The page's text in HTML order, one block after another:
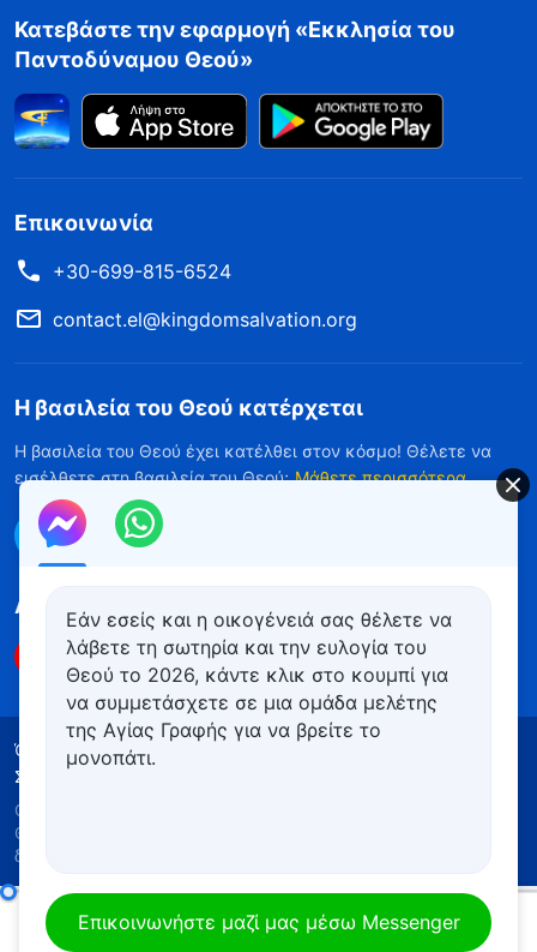
Κατεβάστε την εφαρμογή «Εκκλησία του
Παντοδύναμου Θεού»
Επικοινωνία
+30-699-815-6524
contact.el@kingdomsalvation.org
Η βασιλεία του Θεού κατέρχεται
Η βασιλεία του Θεού έχει κατέλθει στον κόσμο! Θέλετε να
εισέλθετε στη βασιλεία του Θεού; Μάθετε περισσότερα
Επικοινωνήστε μαζί μας μέσω Messenger
Ακολουθήστε μας
Όροι Χρήσης
Πολιτική απορρήτου
Συντελεστές
Copyright © 2026
Θεού
δικαιώματος.
Εάν εσείς και η οικογένειά σας θέλετε να
λάβετε τη σωτηρία και την ευλογία του
Θεού το 2026, κάντε κλικ στο κουμπί για
να συμμετάσχετε σε μια ομάδα μελέτης
της Αγίας Γραφής για να βρείτε το
μονοπάτι.
Επικοινωνήστε μαζί μας μέσω Messenger